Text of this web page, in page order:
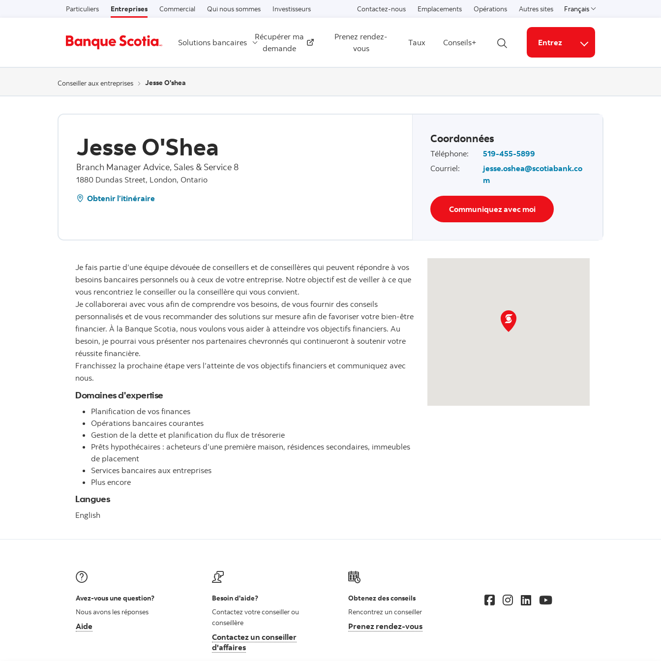
Passer au contenu
Particuliers Entreprises Commercial Qui nous sommes Investisseurs Contactez-nous Emplacements Opérations Autres sites Français
Select a language
Solutions bancaires
Récupérer ma
demande
Externe
Prenez rendez-
vous
Taux
Conseils+
Ouvrir la recherche
Entrez
Liens connexes
Conseiller aux entreprises Jesse O'shea
Jesse O'Shea
Branch Manager Advice, Sales & Service 8
1880 Dundas Street, London, Ontario
Obtenir l’itinéraire
Coordonnées
Téléphone:
519-455-5899
Courriel:
jesse.oshea@scotiabank.co
m
Communiquez avec moi
Je fais partie d’une équipe dévouée de conseillers et de conseillères qui peuvent répondre à vos
besoins bancaires personnels ou à ceux de votre entreprise. Notre objectif est de veiller à ce que
vous rencontriez le conseiller ou la conseillère qui vous convient.
Je collaborerai avec vous afin de comprendre vos besoins, de vous fournir des conseils
personnalisés et de vous recommander des solutions sur mesure afin de favoriser votre bien-être
financier. À la Banque Scotia, nous voulons vous aider à atteindre vos objectifs financiers. Au
besoin, je pourrai vous présenter nos partenaires chevronnés qui continueront à soutenir votre
réussite financière.
Franchissez la prochaine étape vers l’atteinte de vos objectifs financiers et communiquez avec
nous.
Domaines d'expertise
Planification de vos finances
Opérations bancaires courantes
Gestion de la dette et planification du flux de trésorerie
Prêts hypothécaires : acheteurs d’une première maison, résidences secondaires, immeubles
de placement
Services bancaires aux entreprises
Plus encore
Langues
English
Avez-vous une question?
Nous avons les réponses
Aide
Besoin d'aide?
Contactez votre conseiller ou
conseillère
Contactez un conseiller
d'affaires
Obtenez des conseils
Rencontrez un conseiller
Prenez rendez-vous